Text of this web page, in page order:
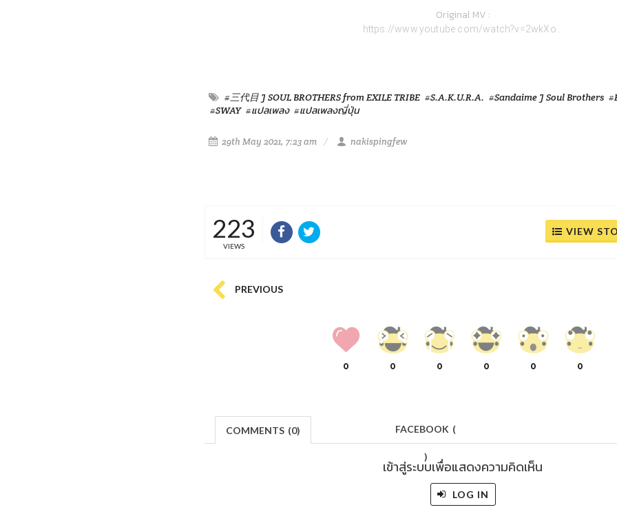
Original MV :
https://www.youtube.com/watch?v=2wkXo...
#三代目 J SOUL BROTHERS from EXILE TRIBE #S.A.K.U.R.A. #Sandaime J Soul Brothers
#SWAY #แปลเพลง #แปลเพลงญี่ปุ่น
29th May 2021, 7:23 am nakispingfew
223
VIEWS
VIEW
PREVIOUS
0 0 0 0 0 0
COMMENTS (0) FACEBOOK (
)
เข้าสู่ระบบเพื่อแสดงความคิดเห็น
LOG IN